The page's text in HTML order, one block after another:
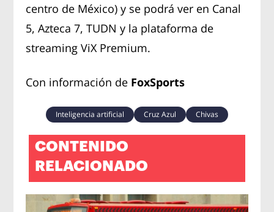
centro de México) y se podrá ver en Canal
5, Azteca 7, TUDN y la plataforma de
streaming ViX Premium.
Con información de FoxSports
Inteligencia artificial Cruz Azul Chivas
CONTENIDO
RELACIONADO